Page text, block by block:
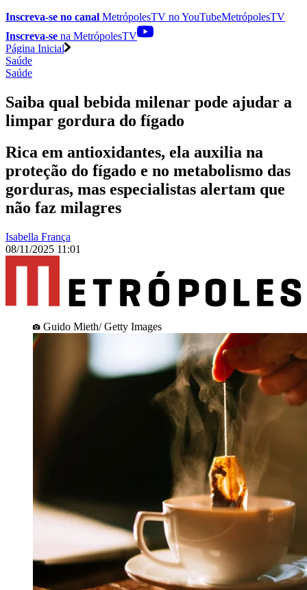
Inscreva-se no canal MetrópolesTV noYouTubeMetrópolesTV
Inscreva-se na MetrópolesTV
Página Inicial
Saúde
Saúde
Saiba qual bebida milenar pode ajudar a
limpar gordura do fígado
Rica em antioxidantes, ela auxilia na
proteção do fígado e no metabolismo das
gorduras, mas especialistas alertam que
não faz milagres
Isabella França
08/11/2025 11:01
Guido Mieth/ Getty Images